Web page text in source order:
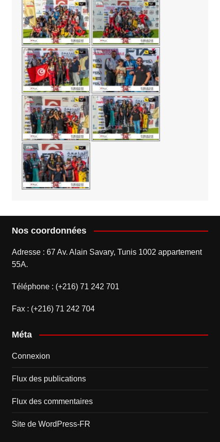
Nos coordonnées
Adresse : 67 Av. Alain Savary, Tunis 1002 appartement
55A.
Téléphone : (+216) 71 242 701
Fax : (+216) 71 242 704
Méta
Connexion
Flux des publications
Flux des commentaires
Site de WordPress-FR